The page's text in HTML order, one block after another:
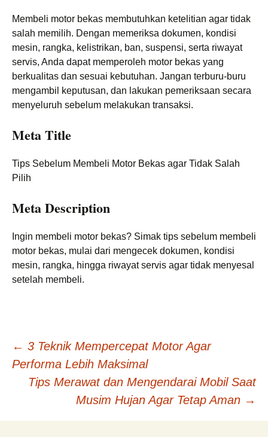
Membeli motor bekas membutuhkan ketelitian agar tidak
salah memilih. Dengan memeriksa dokumen, kondisi
mesin, rangka, kelistrikan, ban, suspensi, serta riwayat
servis, Anda dapat memperoleh motor bekas yang
berkualitas dan sesuai kebutuhan. Jangan terburu-buru
mengambil keputusan, dan lakukan pemeriksaan secara
menyeluruh sebelum melakukan transaksi.
Meta Title
Tips Sebelum Membeli Motor Bekas agar Tidak Salah
Pilih
Meta Description
Ingin membeli motor bekas? Simak tips sebelum membeli
motor bekas, mulai dari mengecek dokumen, kondisi
mesin, rangka, hingga riwayat servis agar tidak menyesal
setelah membeli.
Post
navigation
← 3 Teknik Mempercepat Motor Agar
Performa Lebih Maksimal
Tips Merawat dan Mengendarai Mobil Saat
Musim Hujan Agar Tetap Aman →